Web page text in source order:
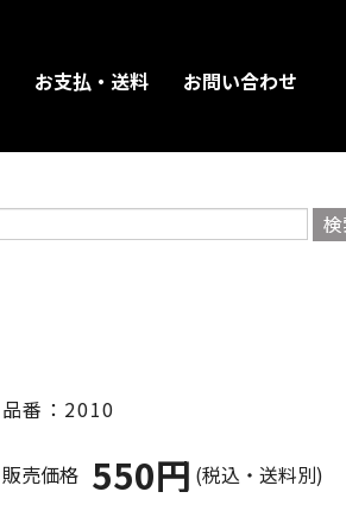
お支払・送料 お問い合わせ
品番：2010
販売価格 550円 (税込・送料別)